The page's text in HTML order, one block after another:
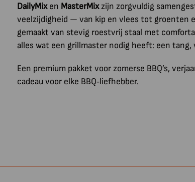
DailyMixen MasterMixzijn zorgvuldig
veelzijdigheid — van kip en vlees tot groenten
gemaakt van stevig roestvrij staal met
alles wat een grillmaster nodig heeft: een tang,
Een premium pakket voor zomerse BBQ’s,
cadeau voor elke BBQ‑liefhebber.